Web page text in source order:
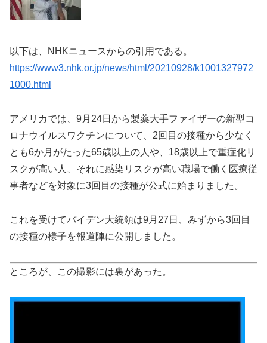
以下は、NHKニュースからの引用である。
https://www3.nhk.or.jp/news/html/20210928/k1001327972
1000.html
アメリカでは、9月24日から製薬大手ファイザーの新型コ
ロナウイルスワクチンについて、2回目の接種から少なく
とも6か月がたった65歳以上の人や、18歳以上で重症化リ
スクが高い人、それに感染リスクが高い職場で働く医療従
事者などを対象に3回目の接種が公式に始まりました。
これを受けてバイデン大統領は9月27日、みずから3回目
の接種の様子を報道陣に公開しました。
ところが、この撮影には裏があった。